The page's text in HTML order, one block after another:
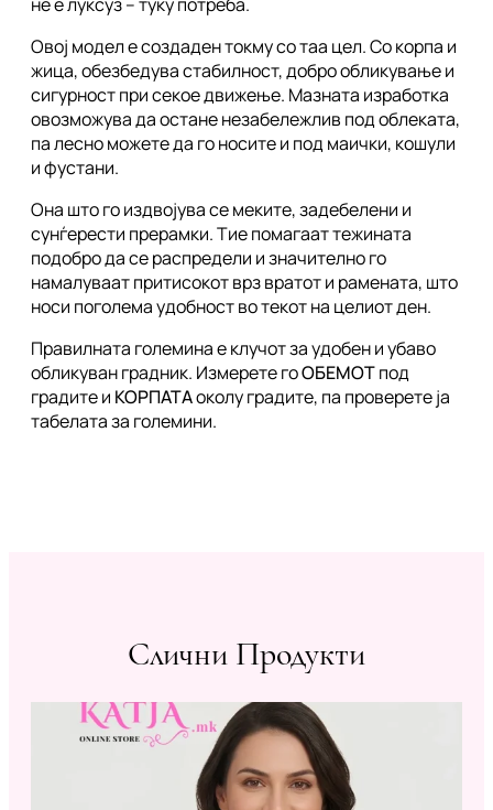
Овој модел е создаден токму со таа цел. Со корпа и
жица, обезбедува стабилност, добро обликување и
сигурност при секое движење. Мазната изработка
овозможува да остане незабележлив под облеката,
па лесно можете да го носите и под маички, кошули
и фустани.
Она што го издвојува се меките, задебелени и
сунѓерести прерамки. Тие помагаат тежината
подобро да се распредели и значително го
намалуваат притисокот врз вратот и рамената, што
носи поголема удобност во текот на целиот ден.
Правилната големина е клучот за удобен и убаво
обликуван градник. Измерете гоОБЕМОТпод
градите и КОРПАТАоколу градите, па проверете ја
табелата за големини.
Слични Продукти